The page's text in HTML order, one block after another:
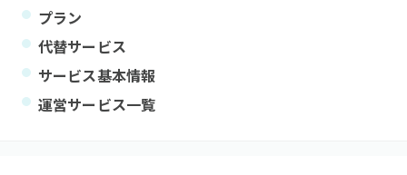
プラン
代替サービス
サービス基本情報
運営サービス一覧